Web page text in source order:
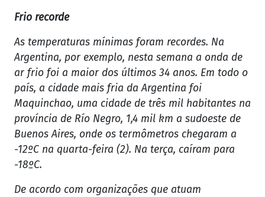
Frio recorde
As temperaturas mínimas foram recordes. Na
Argentina, por exemplo, nesta semana a onda de
ar frio foi a maior dos últimos 34 anos. Em todo o
país, a cidade mais fria da Argentina foi
Maquinchao, uma cidade de três mil habitantes na
província de Río Negro, 1,4 mil km a sudoeste de
Buenos Aires, onde os termômetros chegaram a
-12ºC na quarta-feira (2). Na terça, caíram para
-18ºC.
De acordo com organizações que atuam